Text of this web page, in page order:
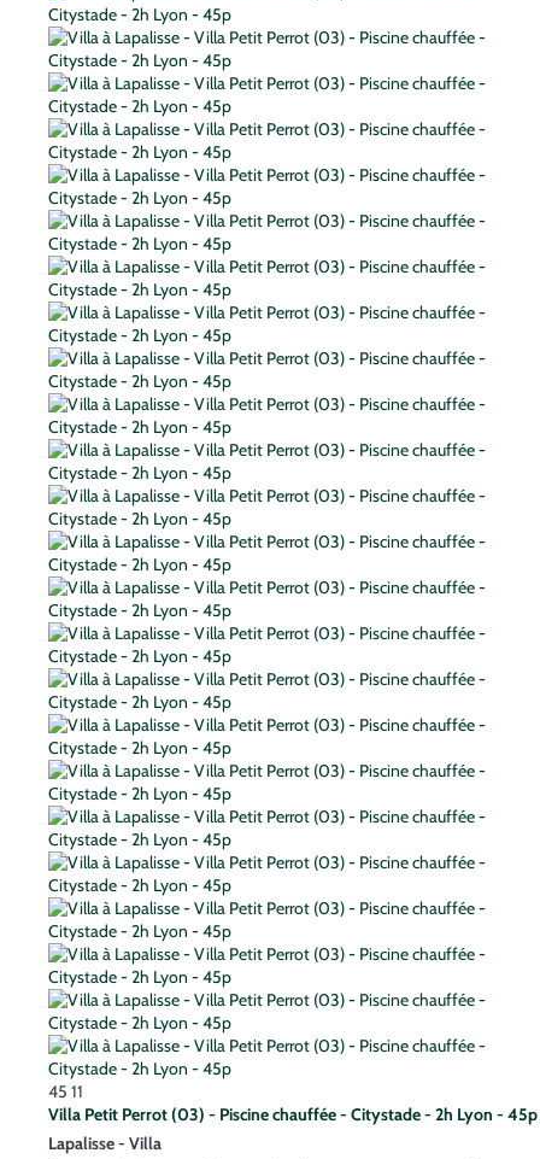
45 11
Villa Petit Perrot (03) - Piscine chauffée - Citystade - 2h Lyon - 45p
Lapalisse - Villa